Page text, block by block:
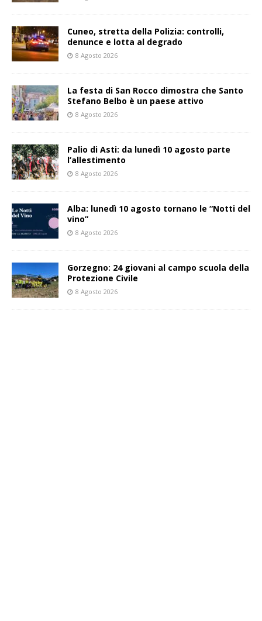
Cuneo, stretta della Polizia: controlli,
denunce e lotta al degrado
8 Agosto 2026
La festa di San Rocco dimostra che Santo
Stefano Belbo è un paese attivo
8 Agosto 2026
Palio di Asti: da lunedì 10 agosto parte
l’allestimento
8 Agosto 2026
Alba: lunedì 10 agosto tornano le “Notti del
vino”
8 Agosto 2026
Gorzegno: 24 giovani al campo scuola della
Protezione Civile
8 Agosto 2026